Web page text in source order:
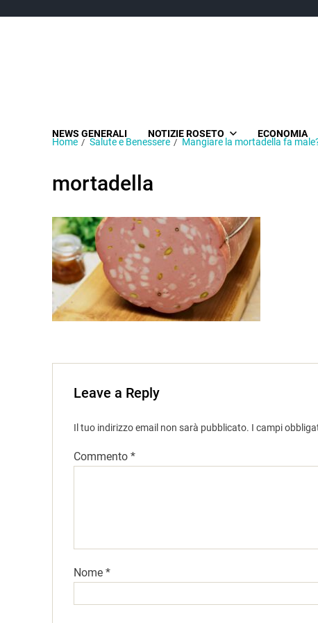
NEWS GENERALI NOTIZIE ROSETO ECONOMIA
Home Salute e Benessere Mangiare la mortadella fa
mortadella
Leave a Reply
Il tuo indirizzo email non sarà pubblicato. I campi
Commento *
Nome *